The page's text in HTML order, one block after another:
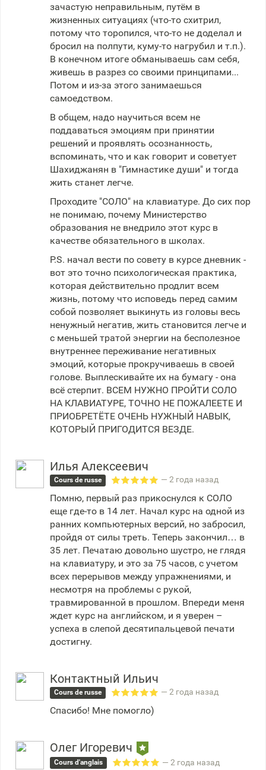
зачастую неправильным, путём в
жизненных ситуациях (что-то схитрил,
потому что торопился, что-то не доделал и
бросил на полпути, куму-то нагрубил и т.п.).
В конечном итоге обманываешь сам себя,
живешь в разрез со своими принципами...
Потом и из-за этого занимаешься
самоедством.
В общем, надо научиться всем не
поддаваться эмоциям при принятии
решений и проявлять осознанность,
вспоминать, что и как говорит и советует
Шахиджанян в "Гимнастике души" и тогда
жить станет легче.
Проходите "СОЛО" на клавиатуре. До сих пор
не понимаю, почему Министерство
образования не внедрило этот курс в
качестве обязательного в школах.
P.S. начал вести по совету в курсе дневник -
вот это точно психологическая практика,
которая действительно продлит всем
жизнь, потому что исповедь перед самим
собой позволяет выкинуть из головы весь
ненужный негатив, жить становится легче и
с меньшей тратой энергии на бесполезное
внутреннее переживание негативных
эмоций, которые прокручиваешь в своей
голове. Выплескивайте их на бумагу - она
всё стерпит. ВСЕМ НУЖНО ПРОЙТИ СОЛО
НА КЛАВИАТУРЕ, ТОЧНО НЕ ПОЖАЛЕЕТЕ И
ПРИОБРЕТЁТЕ ОЧЕНЬ НУЖНЫЙ НАВЫК,
КОТОРЫЙ ПРИГОДИТСЯ ВЕЗДЕ.
Илья Алексеевич
Cours de russe — 2 года назад
Помню, первый раз прикоснулся к СОЛО
еще где-то в 14 лет. Начал курс на одной из
ранних компьютерных версий, но забросил,
пройдя от силы треть. Теперь закончил… в
35 лет. Печатаю довольно шустро, не глядя
на клавиатуру, и это за 75 часов, с учетом
всех перерывов между упражнениями, и
несмотря на проблемы с рукой,
травмированной в прошлом. Впереди меня
ждет курс на английском, и я уверен –
успеха в слепой десятипальцевой печати
достигну.
Контактный Ильич
Cours de russe — 2 года назад
Спасибо! Мне помогло)
Олег Игоревич
Cours d'anglais — 2 года назад